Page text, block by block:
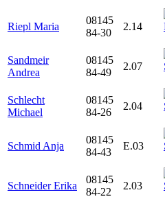
Riepl Maria
08145
84-30
2.14
Sandmeir
Andrea
08145
84-49
2.07
Schlecht
Michael
08145
84-26
2.04
Schmid Anja
08145
84-43
E.03
Schneider Erika
08145
84-22
2.03